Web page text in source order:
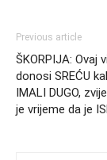
Previous article
ŠKORPIJA: Ovaj
donosi SREĆU
IMALI DUGO,
je vrijeme da je